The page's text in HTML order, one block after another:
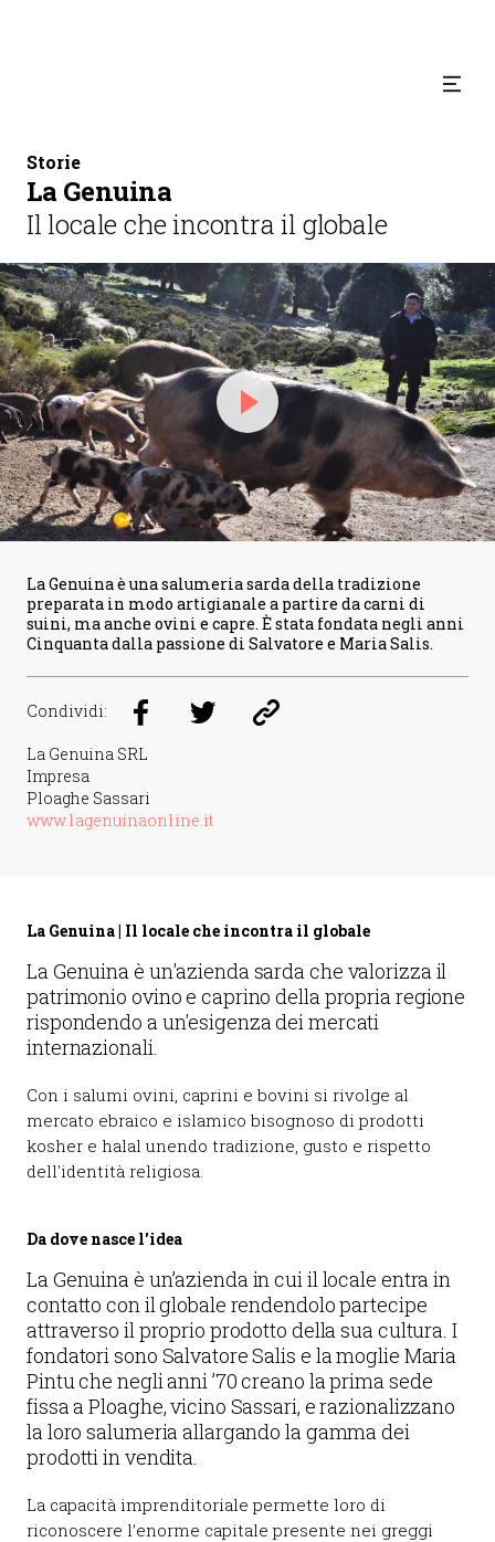
Storie
La Genuina
Il locale che incontra il globale
La Genuina è una salumeria sarda della tradizione
preparata in modo artigianale a partire da carni di
suini, ma anche ovini e capre. È stata fondata negli anni
Cinquanta dalla passione di Salvatore e Maria Salis.
Condividi:
La Genuina SRL
Impresa
Ploaghe Sassari
www.lagenuinaonline.it
La Genuina | Il locale che incontra il globale
La Genuina è un'azienda sarda che valorizza il
patrimonio ovino e caprino della propria regione
rispondendo a un'esigenza dei mercati
internazionali.
Con i salumi ovini, caprini e bovini si rivolge al
mercato ebraico e islamico bisognoso di prodotti
kosher e halal unendo tradizione, gusto e rispetto
dell'identità religiosa.
Da dove nasce l'idea
La Genuina è un’azienda in cui il locale entra in
contatto con il globale rendendolo partecipe
attraverso il proprio prodotto della sua cultura. I
fondatori sono Salvatore Salis e la moglie Maria
Pintu che negli anni ’70 creano la prima sede
fissa a Ploaghe, vicino Sassari, e razionalizzano
la loro salumeria allargando la gamma dei
prodotti in vendita.
La capacità imprenditoriale permette loro di
riconoscere l’enorme capitale presente nei greggi